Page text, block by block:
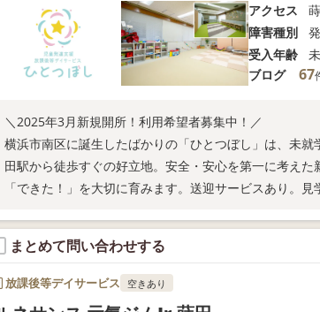
アクセス
障害種別
受入年齢
ブログ
67
＼2025年3月新規開所！利用希望者募集中！／
横浜市南区に誕生したばかりの「ひとつぼし」は、未
田駅から徒歩すぐの好立地。安全・安心を第一に考え
「できた！」を大切に育みます。送迎サービスあり。見
まとめて問い合わせする
放課後等デイサービス 空きあり